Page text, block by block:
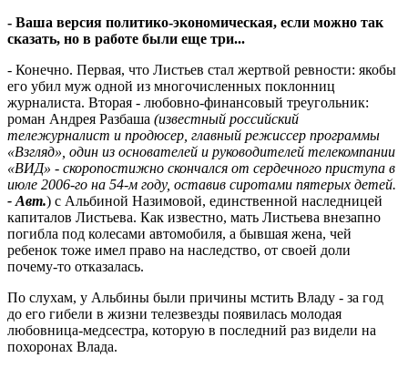
- Ваша версия политико-экономическая, если можно так
сказать, но в работе были еще три...
- Конечно. Первая, что Листьев стал жертвой ревности: якобы
его убил муж одной из многочисленных поклонниц
журналиста. Вторая - любовно-финансовый треугольник:
роман Андрея Разбаша (известный российский
тележурналист и продюсер, главный режиссер программы
«Взгляд», один из основателей и руководителей телекомпании
«ВИД» - скоропостижно скончался от сердечного приступа в
июле 2006-го на 54-м году, оставив сиротами пятерых детей.
- Авт.) с Альбиной Назимовой, единственной наследницей
капиталов Листьева. Как известно, мать Листьева внезапно
погибла под колесами автомобиля, а бывшая жена, чей
ребенок тоже имел право на наследство, от своей доли
почему-то отказалась.
По слухам, у Альбины были причины мстить Владу - за год
до его гибели в жизни телезвезды появилась молодая
любовница-медсестра, которую в последний раз видели на
похоронах Влада.